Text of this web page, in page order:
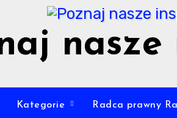
Kategorie Radca prawny